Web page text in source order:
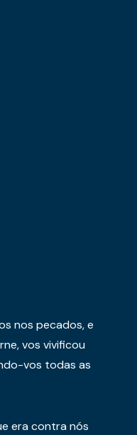
nos pecados, e
vos vivificou
vos todas as
era contra nós